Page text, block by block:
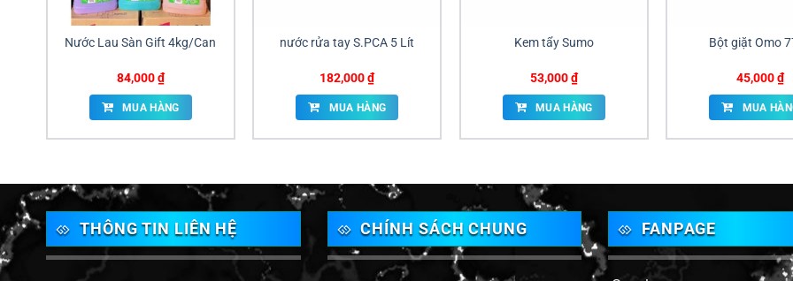
Nước Lau Sàn Gift 4kg/Can
84,000₫
MUA HÀNG
nước rửa tay S.PCA 5 Lít
182,000₫
MUA HÀNG
Kem tẩy Sumo
53,000₫
MUA HÀNG
Bột giặt Omo
45,000₫
MUA
THÔNG TIN LIÊN HỆ CHÍNH SÁCH CHUNG FANPAGE